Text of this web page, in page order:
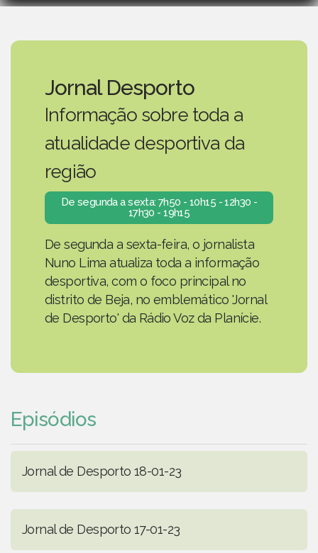
Jornal Desporto
Informação sobre toda a
atualidade desportiva da
região
De segunda a sexta: 7h50 - 10h15 - 12h30 -
17h30 - 19h15
De segunda a sexta-feira, o jornalista
Nuno Lima atualiza toda a informação
desportiva, com o foco principal no
distrito de Beja, no emblemático 'Jornal
de Desporto' da Rádio Voz da Planície.
Episódios
Jornal de Desporto 18-01-23
Jornal de Desporto 17-01-23